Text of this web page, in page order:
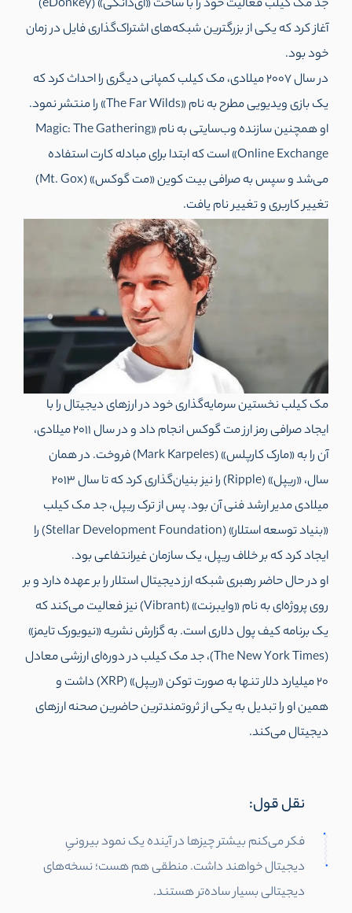
جد مک کیلب فعالیت خود را با ساخت «ای‌دانکی» (eDonkey)
آغاز کرد که یکی از بزرگترین شبکه‌های اشتراک‌گذاری فایل در زمان
خود بود.
در سال 2007 میلادی، مک کیلب کمپانی دیگری را احداث کرد که
یک بازی ویدیویی مطرح به نام «The Far Wilds» را منتشر نمود.
او همچنین سازنده وب‌سایتی به نام «Magic: The Gathering
Online Exchange» است که ابتدا برای مبادله کارت استفاده
می‌شد و سپس به صرافی بیت کوین «مت گوکس» (Mt. Gox)
تغییر کاربری و تغییر نام یافت.
مک کیلب نخستین سرمایه‌گذاری خود در ارزهای دیجیتال را با
ایجاد صرافی رمز ارز مت گوکس انجام داد و در سال 2011 میلادی،
آن را به «مارک کارپلس» (Mark Karpeles) فروخت. در همان
سال، «ریپل» (Ripple) را نیز بنیان‌گذاری کرد که تا سال 2013
میلادی مدیر ارشد فنی آن بود. پس از ترک ریپل، جد مک کیلب
«بنیاد توسعه استلار» (Stellar Development Foundation) را
ایجاد کرد که بر خلاف ریپل، یک سازمان غیرانتفاعی بود.
او در حال حاضر رهبری شبکه ارز دیجیتال استلار را بر عهده دارد و بر
روی پروژه‌ای به نام «وایبرنت» (ٰVibrant) نیز فعالیت می‌کند که
یک برنامه کیف پول دلاری است. به گزارش نشریه «نیویورک تایمز»
(The New York Times)، جد مک کیلب در دوره‌ای ارزشی معادل
20 میلیارد دلار تنها به صورت توکن «ریپل» (XRP) داشت و
همین او را تبدیل به یکی از ثروتمند‌ترین حاضرین صحنه ارزهای
دیجیتال می‌کند.
نقل قول:
فکر می‌کنم بیشتر چیزها در آینده یک نمود بیرونیِ
دیجیتال خواهند داشت. منطقی هم هست؛ نسخه‌های
دیجیتالی بسیار ساده‌تر هستند.